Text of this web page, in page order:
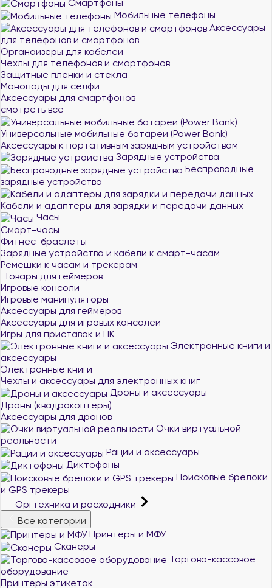
Смартфоны
Мобильные телефоны
Аксессуары
для телефонов и смартфонов
Органайзеры для кабелей
Чехлы для телефонов и смартфонов
Защитные плёнки и стёкла
Моноподы для селфи
Аксессуары для смартфонов
смотреть все
Универсальные мобильные батареи (Power Bank)
Аксессуары к портативным зарядным устройствам
Зарядные устройства
Беспроводные
зарядные устройства
Кабели и адаптеры для зарядки и передачи данных
Часы
Смарт-часы
Фитнес-браслеты
Зарядные устройства и кабели к смарт-часам
Ремешки к часам и трекерам
Товары для геймеров
Игровые консоли
Игровые манипуляторы
Аксессуары для геймеров
Аксессуары для игровых консолей
Игры для приставок и ПК
Электронные книги и
аксессуары
Электронные книги
Чехлы и аксессуары для электронных книг
Дроны и аксессуары
Дроны (квадрокоптеры)
Аксессуары для дронов
Очки виртуальной
реальности
Рации и аксессуары
Диктофоны
Поисковые брелоки
и GPS трекеры
Оргтехника и расходники
Все категории
Принтеры и МФУ
Сканеры
Торгово-кассовое
оборудование
Принтеры этикеток